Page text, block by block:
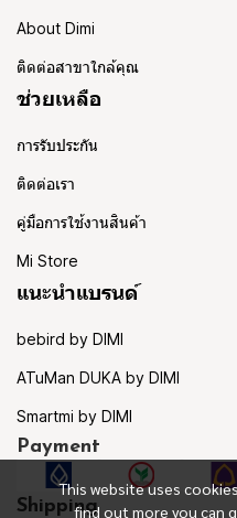
This website uses
find out more you can
About Dimi
ติดต่อสาขาใกล้คุณ
ช่วยเหลือ
การรับประกัน
ติดต่อเรา
คู่มือการใช้งานสินค้า
Mi Store
แนะนำแบรนด์
bebird by DIMI
ATuMan DUKA by DIMI
Smartmi by DIMI
Payment
Shipping